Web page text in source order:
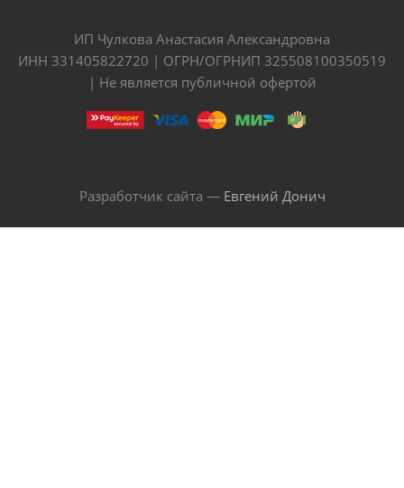
ИП Чулкова Анастасия Александровна
ИНН 331405822720 | ОГРН/ОГРНИП 325508100350519
| Не является публичной офертой
Разработчик сайта — Евгений Донич